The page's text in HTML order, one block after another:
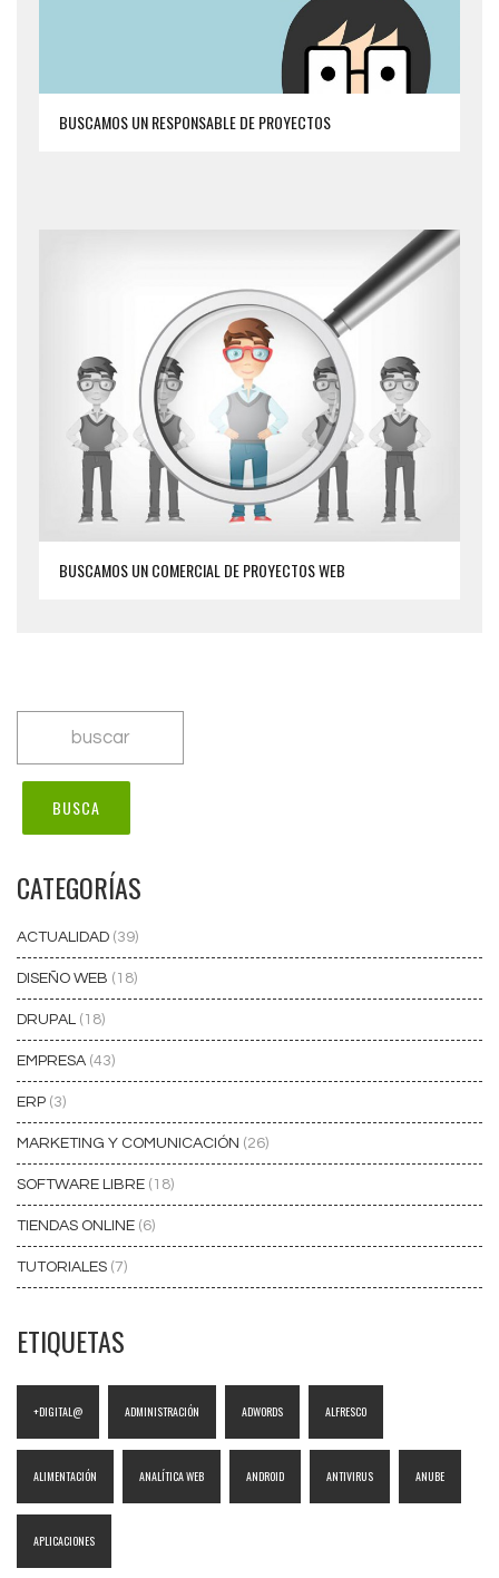
BUSCAMOS UN RESPONSABLE DE PROYECTOS
BUSCAMOS UN COMERCIAL DE PROYECTOS WEB
CATEGORÍAS
ACTUALIDAD (39)
DISEÑO WEB (18)
DRUPAL (18)
EMPRESA (43)
ERP (3)
MARKETING Y COMUNICACIÓN (26)
SOFTWARE LIBRE (18)
TIENDAS ONLINE (6)
TUTORIALES (7)
ETIQUETAS
+DIGITAL@ ADMINISTRACIÓN ADWORDS ALFRESCO
ALIMENTACIÓN ANALÍTICA WEB ANDROID ANTIVIRUS ANUBE
APLICACIONES